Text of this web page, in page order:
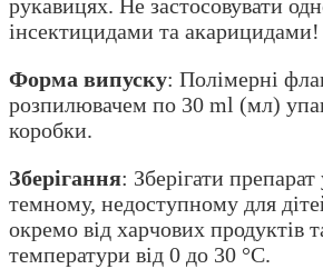
рукавицях. Не застосовувати
інсектицидами та акарицидами!
Форма випуску: Полімерні
розпилювачем по 30 ml (мл)
коробки.
Зберігання: Зберігати
темному, недоступному для
окремо від харчових продуктів
температури від 0 до 30 °C.